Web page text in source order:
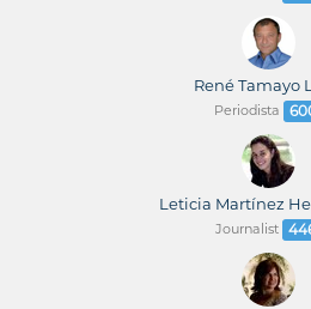
René Tamayo
Periodista
Leticia Martínez
Journalist